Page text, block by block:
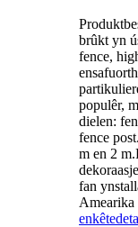
brûkt yn
fence,
populêr,
dielen:
fence
m en 2
fan
Amearika
enkête